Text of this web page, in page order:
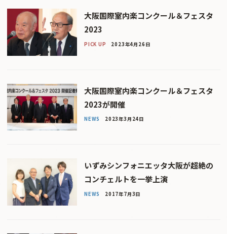
大阪国際室内楽コンクール＆フェスタ
2023
PICK UP 2023年4月26日
大阪国際室内楽コンクール＆フェスタ
2023が開催
NEWS 2023年3月24日
いずみシンフォニエッタ大阪が超絶の
コンチェルトを一挙上演
NEWS 2017年7月3日